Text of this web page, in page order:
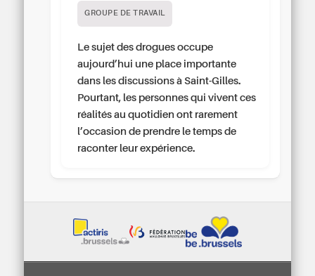
GROUPE DE TRAVAIL
Le sujet des drogues occupe
aujourd’hui une place importante
dans les discussions à Saint-Gilles.
Pourtant, les personnes qui vivent ces
réalités au quotidien ont rarement
l’occasion de prendre le temps de
raconter leur expérience.